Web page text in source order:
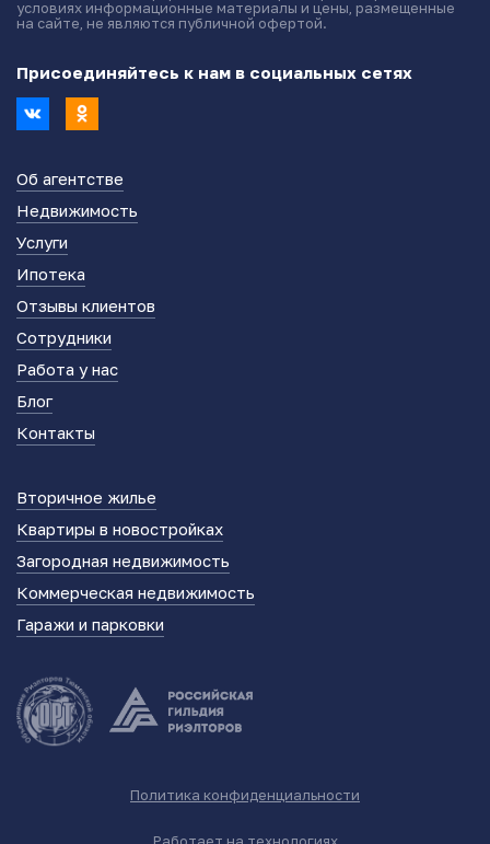
условиях информационные материалы и цены, размещенные
на сайте, не являются публичной офертой.
Присоединяйтесь к нам в социальных сетях
Об агентстве
Недвижимость
Услуги
Ипотека
Отзывы клиентов
Сотрудники
Работа у нас
Блог
Контакты
Вторичное жилье
Квартиры в новостройках
Загородная недвижимость
Коммерческая недвижимость
Гаражи и парковки
Политика конфиденциальности